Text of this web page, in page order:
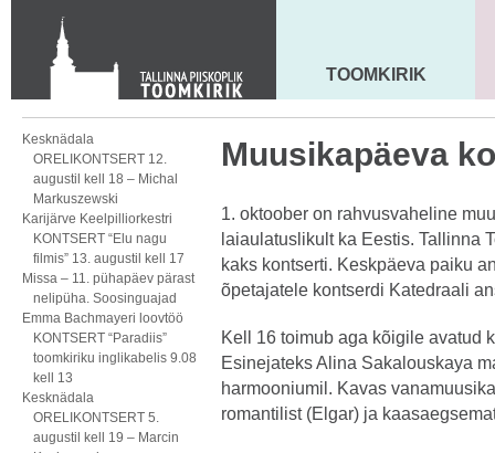
Toom-Kooli 6, 10130 TALLINN
tallinna.toom
+372 644 4140
MAARJA KIRIK
TOOMKIRIK
Kesknädala
ORELIKONTSERT 12.
augustil kell 18 – Michal
Markuszewski
Karijärve Keelpilliorkestri
KONTSERT “Elu nagu
filmis” 13. augustil kell 17
Missa – 11. pühapäev pärast
nelipüha. Soosinguajad
Emma Bachmayeri loovtöö
KONTSERT “Paradiis”
toomkiriku inglikabelis 9.08
kell 13
Kesknädala
ORELIKONTSERT 5.
augustil kell 19 – Marcin
Muusikapäeva
1. oktoober on rahvusvaheline
laiaulatuslikult ka Eestis. Tallinna
kaks kontserti. Keskpäeva paiku
õpetajatele kontserdi Katedraali
Kell 16 toimub aga kõigile avatud
Esinejateks Alina Sakalouskaya
harmooniumil. Kavas
romantilist (Elgar) ja